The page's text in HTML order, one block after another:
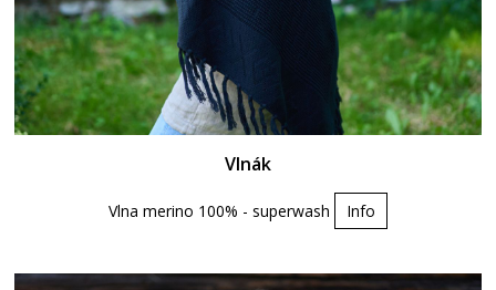
Vlnák
Vlna merino 100% - superwash Info